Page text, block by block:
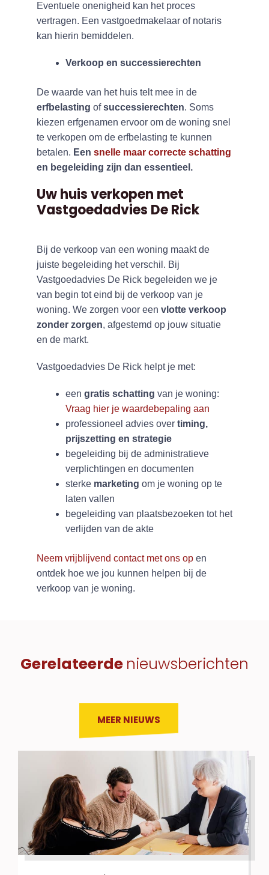
Eventuele onenigheid kan het proces
vertragen. Een vastgoedmakelaar of notaris
kan hierin bemiddelen.
Verkoop en successierechten
De waarde van het huis telt mee in de
erfbelasting ofsuccessierechten. Soms
kiezen erfgenamen ervoor om de woning snel
te verkopen om de erfbelasting te kunnen
betalen. Een snelle maar correcte schatting
en begeleiding zijn dan essentieel.
Uw huis verkopen met
Vastgoedadvies De Rick
Bij de verkoop van een woning maakt de
juiste begeleiding het verschil. Bij
Vastgoedadvies De Rick begeleiden we je
van begin tot eind bij de verkoop van je
woning. We zorgen voor een vlotte verkoop
zonder zorgen, afgestemd op jouw situatie
en de markt.
Vastgoedadvies De Rick helpt je met:
een gratis schatting van je woning:
Vraag hier je waardebepaling aan
professioneel advies over timing,
prijszetting en strategie
begeleiding bij de administratieve
verplichtingen en documenten
sterke marketing om je woning op te
laten vallen
begeleiding van plaatsbezoeken tot het
verlijden van de akte
Neem vrijblijvend contact met ons open
ontdek hoe we jou kunnen helpen bij de
verkoop van je woning.
Gerelateerde nieuwsberichten
MEER NIEUWS